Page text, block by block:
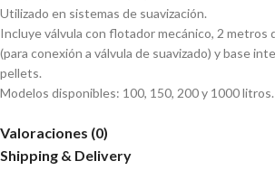
Utilizado en sistemas de suavización.
Incluye válvula con flotador mecánico, 2 metros
(para conexión a válvula de suavizado) y base
pellets.
Modelos disponibles: 100, 150, 200 y 1000 litros.
Valoraciones (0)
Shipping & Delivery